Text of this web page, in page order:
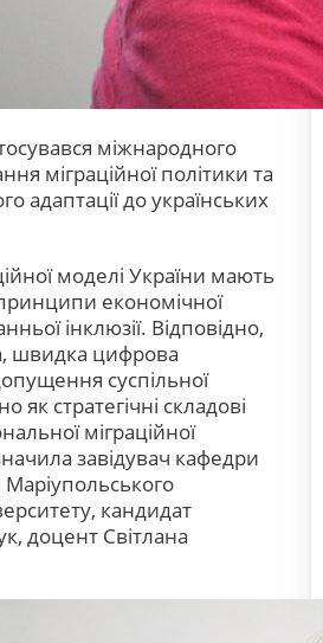
міжнародного
міграційної політики та
адаптації до українських
моделі України мають
економічної
інклюзії. Відповідно,
швидка цифрова
суспільної
як стратегічні складові
міграційної
завідувач кафедри
кандидат
доцент Світлана